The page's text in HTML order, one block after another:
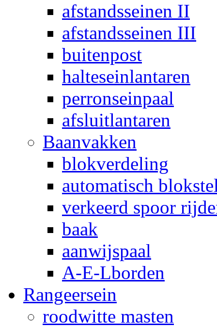
afstandsseinen II
afstandsseinen III
buitenpost
halteseinlantaren
perronseinpaal
afsluitlantaren
Baanvakken
blokverdeling
automatisch
verkeerd spoor
baak
aanwijspaal
A-E-Lborden
Rangeersein
roodwitte masten